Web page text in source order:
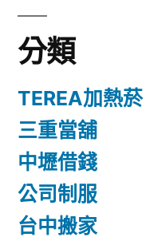
分類
TEREA加熱菸
三重當舖
中壢借錢
公司制服
台中搬家